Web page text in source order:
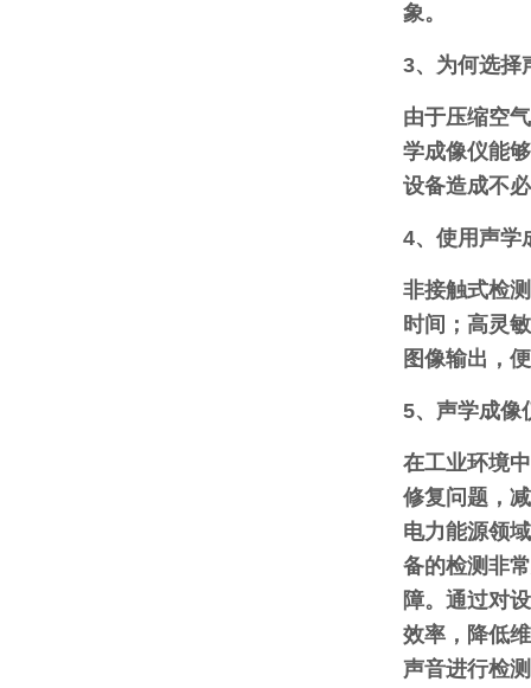
象。
3、为何选择
由于压缩空
学成像仪能
设备造成不
4、使用声学
非接触式检
时间；高灵
图像输出，
5、声学成像
在工业环境
修复问题，
电力能源领
备的检测非
障。通过对
效率，降低
声音进行检